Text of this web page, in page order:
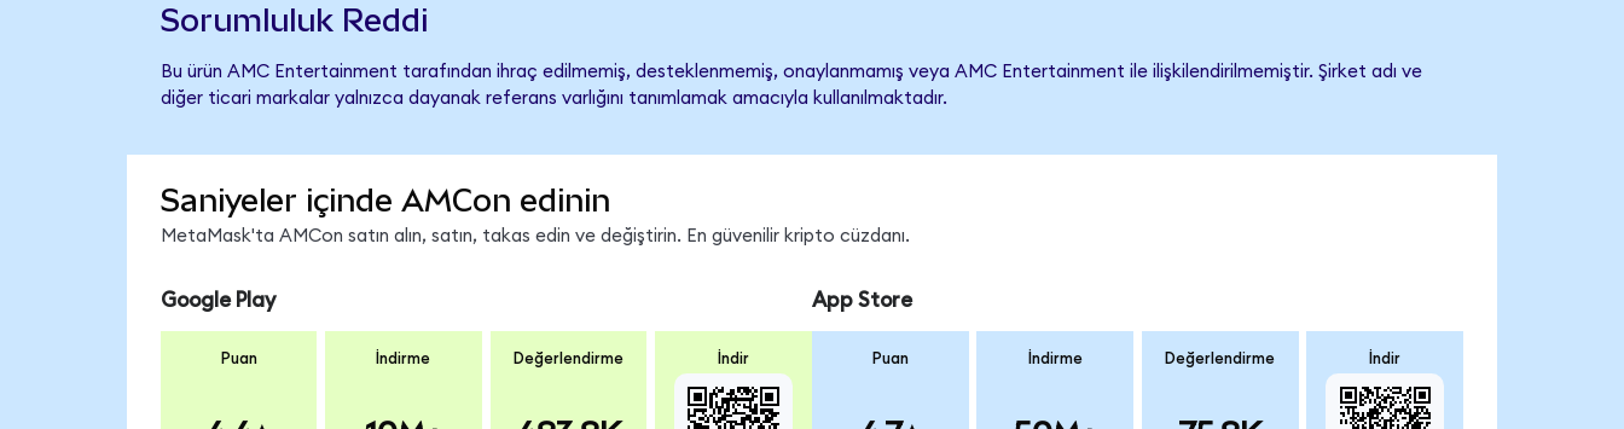
Sorumluluk Reddi
Bu ürün AMC Entertainment tarafından ihraç edilmemiş, desteklenmemiş, onaylanmamış veya AMC Entertainment ile ilişkilendirilmemiştir. Şirket adı ve
diğer ticari markalar yalnızca dayanak referans varlığını tanımlamak amacıyla kullanılmaktadır.
Saniyeler içinde AMCon edinin
MetaMask'ta AMCon satın alın, satın, takas edin ve değiştirin. En güvenilir kripto cüzdanı.
Google Play
Puan İndirme Değerlendirme İndir
App Store
Puan İndirme Değerlendirme İndir